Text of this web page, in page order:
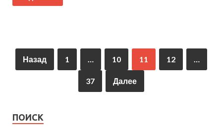
Назад 1 … 10 11 12 …
37 Далее
ПОИСК